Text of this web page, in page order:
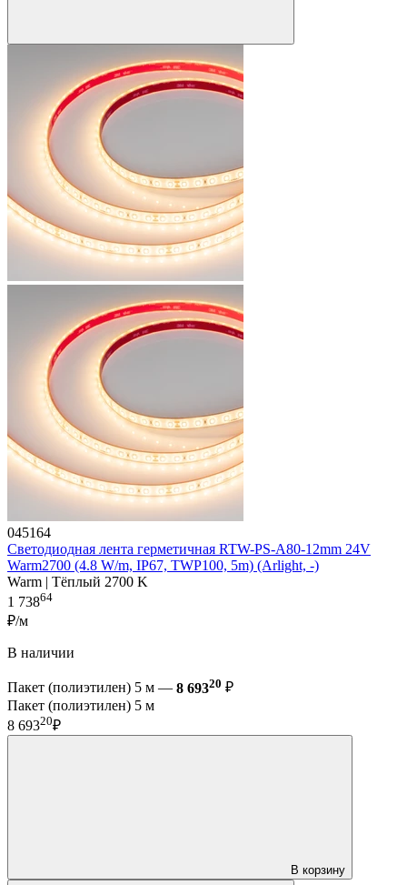
045164
Светодиодная лента герметичная RTW-PS-A80-12mm 24V
Warm2700 (4.8 W/m, IP67, TWP100, 5m) (Arlight, -)
Warm | Тёплый 2700 K
1 73864
₽/м
В наличии
Пакет (полиэтилен) 5 м — 8 69320 ₽
Пакет (полиэтилен) 5 м
8 69320₽
В корзину